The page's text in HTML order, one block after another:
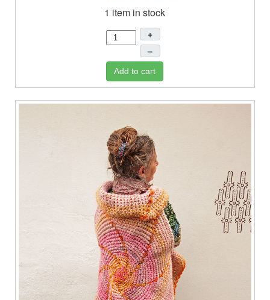
1 item in stock
+
–
Add to cart